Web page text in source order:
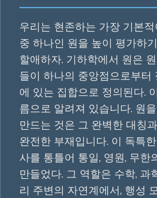
우리는 현존하는 가장 기본
중 하나인 원을 높이 평가하
할애하자. 기하학에서 원은
들이 하나의 중앙점으로부터
에 있는 집합으로 정의된다.
름으로 알려져 있습니다. 원
만드는 것은 그 완벽한 대칭
완전한 부재입니다. 이 독특
사를 통틀어 통일, 영원, 무한
만들었다. 그 역할은 수학, 과
리 주변의 자연계에서, 행성